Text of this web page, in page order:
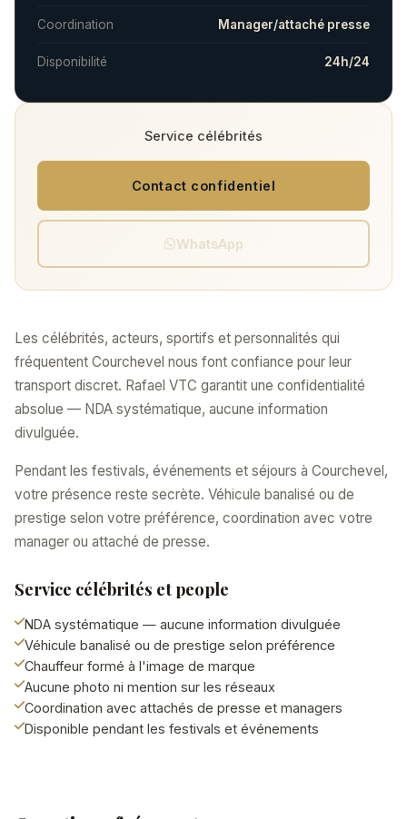
Les célébrités, acteurs, sportifs et personnalités qui
fréquentent Courchevel nous font confiance pour leur
transport discret. Rafael VTC garantit une confidentialité
absolue — NDA systématique, aucune information
divulguée.
Pendant les festivals, événements et séjours à Courchevel,
votre présence reste secrète. Véhicule banalisé ou de
prestige selon votre préférence, coordination avec votre
manager ou attaché de presse.
Service célébrités et people
NDA systématique — aucune information divulguée
Véhicule banalisé ou de prestige selon préférence
Chauffeur formé à l'image de marque
Aucune photo ni mention sur les réseaux
Coordination avec attachés de presse et managers
Disponible pendant les festivals et événements
Coordination Manager/attaché presse
Disponibilité 24h/24
Service célébrités
Contact confidentiel
WhatsApp